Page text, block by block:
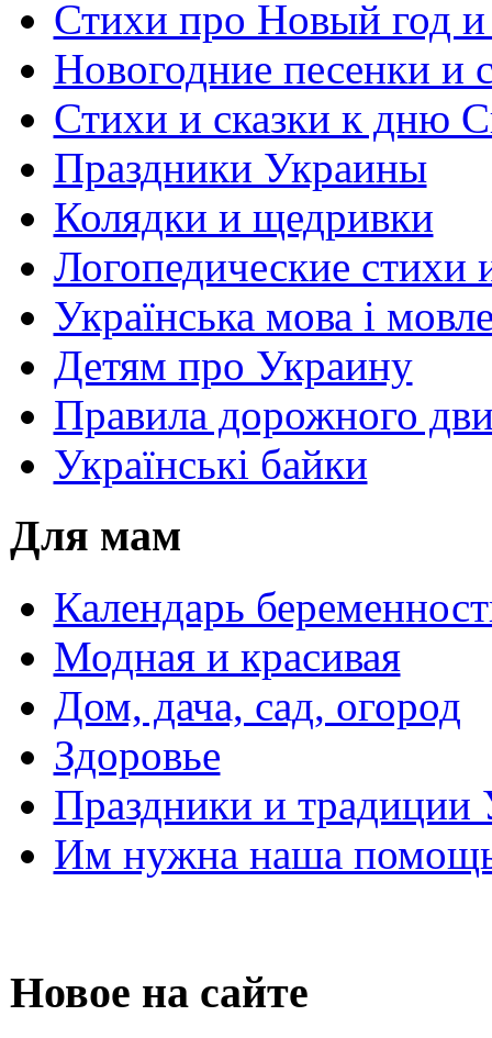
Стихи про Новый год
Новогодние песенки и
Стихи и сказки к дню
Праздники Украины
Колядки и щедривки
Логопедические стихи
Українська мова і
Детям про Украину
Правила дорожного
Українські байки
Для мам
Календарь
Модная и красивая
Дом, дача, сад, огород
Здоровье
Праздники и традиции
Им нужна наша
Новое на сайте